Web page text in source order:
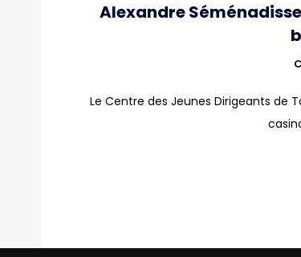
Alexandre
Le Centre des Jeunes Dirigeants de